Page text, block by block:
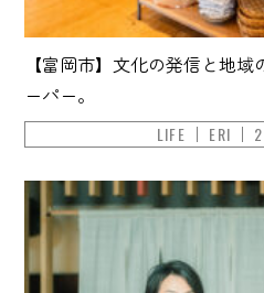
【富岡市】文化の発信と地
ーパー。
LIFE ERI